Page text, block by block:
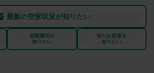
最新の空室状況が知りたい
初期費用が
知りたい
似たお部屋を
知りたい